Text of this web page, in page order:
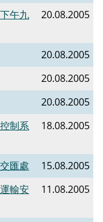
午九
20.08.2005
20.08.2005
20.08.2005
20.08.2005
制系
18.08.2005
匯處
15.08.2005
輸安
11.08.2005